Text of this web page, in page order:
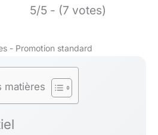
5/5 - (7 votes)
matières